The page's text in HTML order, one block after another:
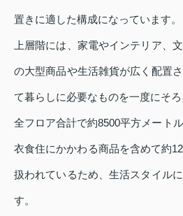
置きに適した構成になっています。
上層階には、家電やインテリア、
の大型商品や生活雑貨が広く配置
て暮らしに必要なものを一度にそろ
全フロア合計で約8500平方メート
衣食住にかかわる商品を含めて約
扱われているため、生活スタイル
す。